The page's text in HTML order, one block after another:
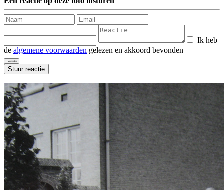
Ik heb
de algemene voorwaarden gelezen en akkoord bevonden